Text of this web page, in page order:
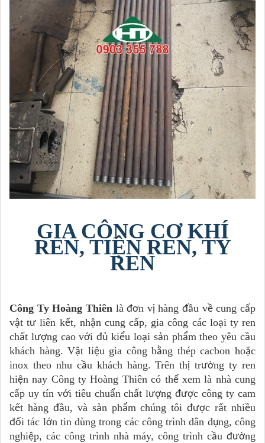
GIA CÔNG CƠ KHÍ
REN, TIỆN REN, TY
REN
Công Ty Hoàng Thiên làđơn vị hàngđầu vềcung cấp
vật tư liên kết, nhận cung cấp, gia công các loại ty ren
chất lượng cao vớiđủ kiểu loại sản phẩm theo yêu cầu
khách hàng. Vật liệu gia công bằng thép cacbon hoặc
inox theo nhu cầu khách hàng. Trên thị trường ty ren
hiện nay Công ty Hoàng Thiên có thểxem là nhà cung
cấp uy tín với tiêu chuẩn chất lượngđược công ty cam
kết hàng đầu, và sản phẩm chúng tôiđược rất nhiều
đối tác lớn tin dùng trong các công trình dân dụng, công
nghiệp, các công trình nhà máy, công trình cầu đường